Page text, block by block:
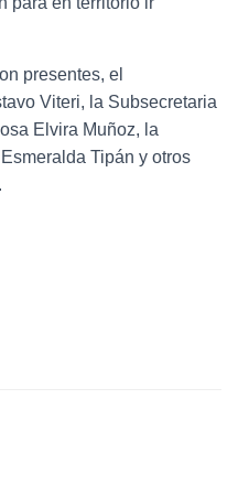
presentes, el
Viteri, la Subsecretaria
Elvira Muñoz, la
Tipán y otros